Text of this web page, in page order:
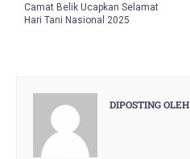
Camat Belik Ucapkan Selamat
Hari Tani Nasional 2025
DIPOSTING OLEH